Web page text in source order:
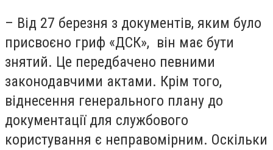
– Від 27 березня з документів, яким було
присвоєно гриф «ДСК», він має бути
знятий. Це передбачено певними
законодавчими актами. Крім того,
віднесення генерального плану до
документації для службового
користування є неправомірним. Оскільки